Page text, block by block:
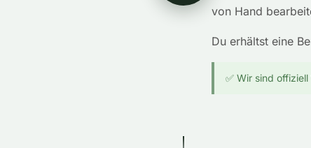
von Hand
Du erhältst eine
✅ Wir sind